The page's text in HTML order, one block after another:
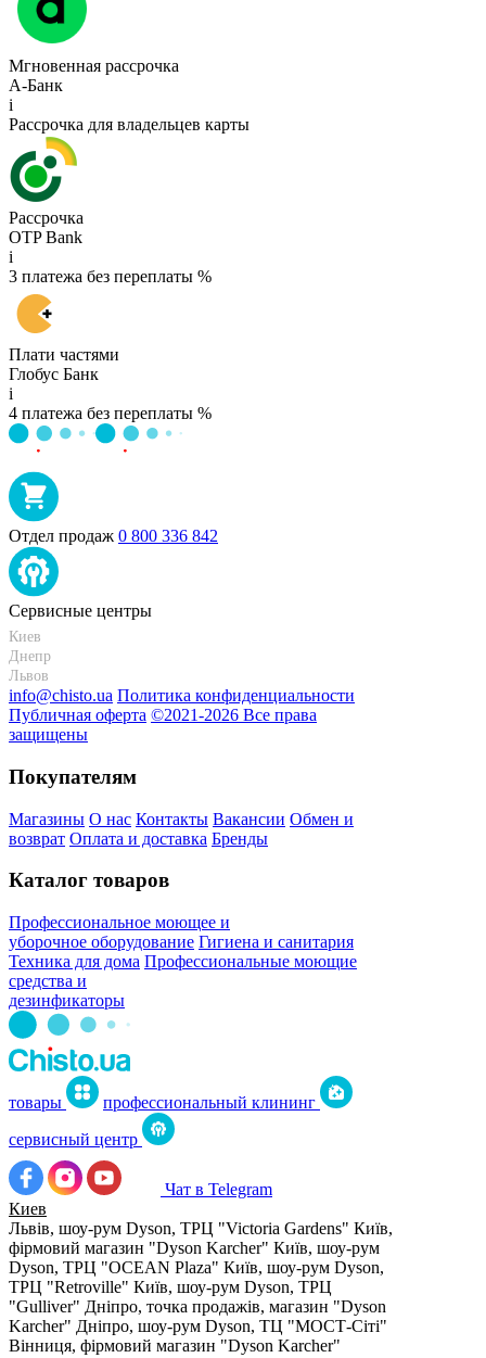
Мгновенная рассрочка
А-Банк
i
Рассрочка для владельцев карты
Рассрочка
OTP Bank
i
3 платежа без переплаты %
Плати частями
Глобус Банк
i
4 платежа без переплаты %
Отдел продаж 0 800 336 842
Сервисные центры
Киев
Днепр
Львов
info@chisto.ua Политика конфиденциальности
Публичная оферта ©2021-2026 Все права
защищены
Покупателям
Магазины О нас Контакты Вакансии Обмен и
возврат Оплата и доставка Бренды
Каталог товаров
Профессиональное моющее и
уборочное оборудование Гигиена и санитария
Техника для дома Профессиональные моющие
средства и
дезинфикаторы
товары
профессиональный клининг
сервисный центр
Чат в Telegram
Киев
Львів, шоу-рум Dyson, ТРЦ "Victoria Gardens" Київ,
фірмовий магазин "Dyson Karcher" Київ, шоу-рум
Dyson, ТРЦ "OCEAN Plaza" Київ, шоу-рум Dyson,
ТРЦ "Retroville" Київ, шоу-рум Dyson, ТРЦ
"Gulliver" Дніпро, точка продажів, магазин "Dyson
Karcher" Дніпро, шоу-рум Dyson, ТЦ "МОСТ-Сіті"
Вінниця, фірмовий магазин "Dyson Karcher"